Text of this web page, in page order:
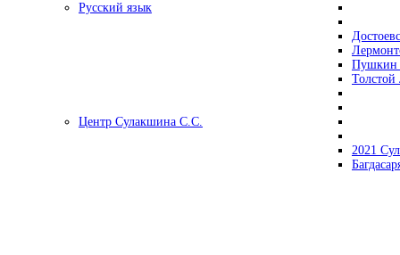
Русский язык
Центр Сулакшина С.С.
2021